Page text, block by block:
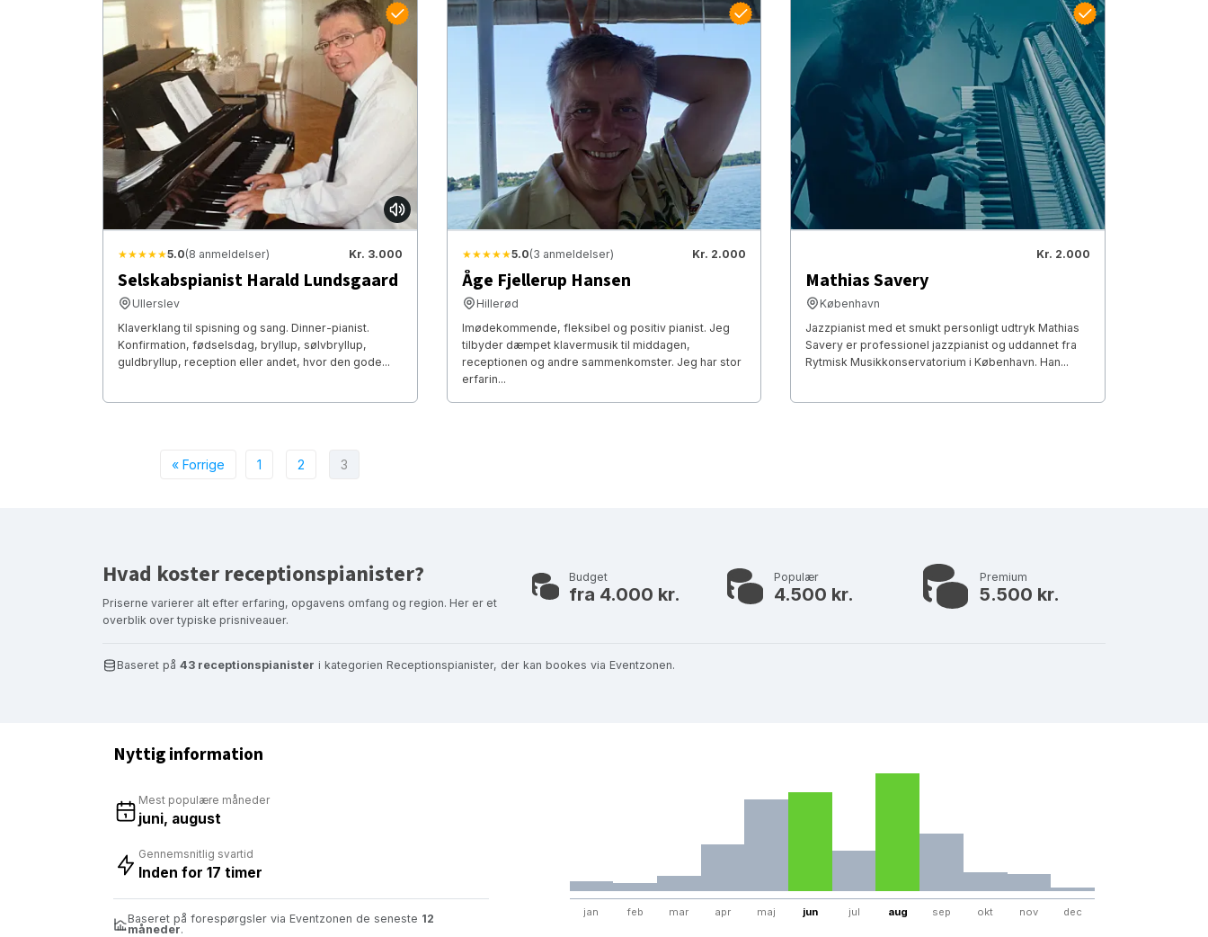
★★★★★5.0(8 anmeldelser) Kr. 3.000
Selskabspianist Harald Lundsgaard
Ullerslev
Klaverklang til spisning og sang. Dinner-pianist.
Konfirmation, fødselsdag, bryllup, sølvbryllup,
guldbryllup, reception eller andet, hvor den gode...
★★★★★5.0(3 anmeldelser) Kr. 2.000
Åge Fjellerup Hansen
Hillerød
Imødekommende, fleksibel og positiv pianist. Jeg
tilbyder dæmpet klavermusik til middagen,
receptionen og andre sammenkomster. Jeg har stor
erfarin...
Kr. 2.000
Mathias Savery
København
Jazzpianist med et smukt personligt udtryk Mathias
Savery er professionel jazzpianist og uddannet fra
Rytmisk Musikkonservatorium i København. Han...
« Forrige 1 2 3
Hvad koster receptionspianister?
Priserne varierer alt efter erfaring, opgavens omfang og region. Her er et
overblik over typiske prisniveauer.
Budget
fra 4.000 kr.
Populær
4.500 kr.
Premium
5.500 kr.
Baseret på 43 receptionspianister i kategorien Receptionspianister, der kan bookes via Eventzonen.
Nyttig information
Mest populære måneder
juni, august
Gennemsnitlig svartid
Inden for 17 timer
Baseret på forespørgsler via Eventzonen de seneste 12
måneder.
jan feb mar apr maj jun jul aug sep okt nov dec